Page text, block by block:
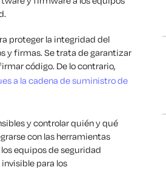
proteger la integridad del
y firmas. Se trata de garantizar
código. De lo contrario,
a la cadena de suministro de
y controlar quién y qué
con las herramientas
equipos de seguridad
para los